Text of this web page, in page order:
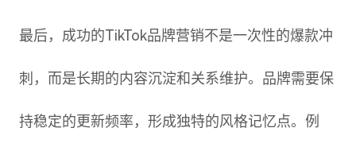
最后，成功的TikTok品牌营销不是一次性的爆款冲
刺，而是长期的内容沉淀和关系维护。品牌需要保
持稳定的更新频率，形成独特的风格记忆点。例